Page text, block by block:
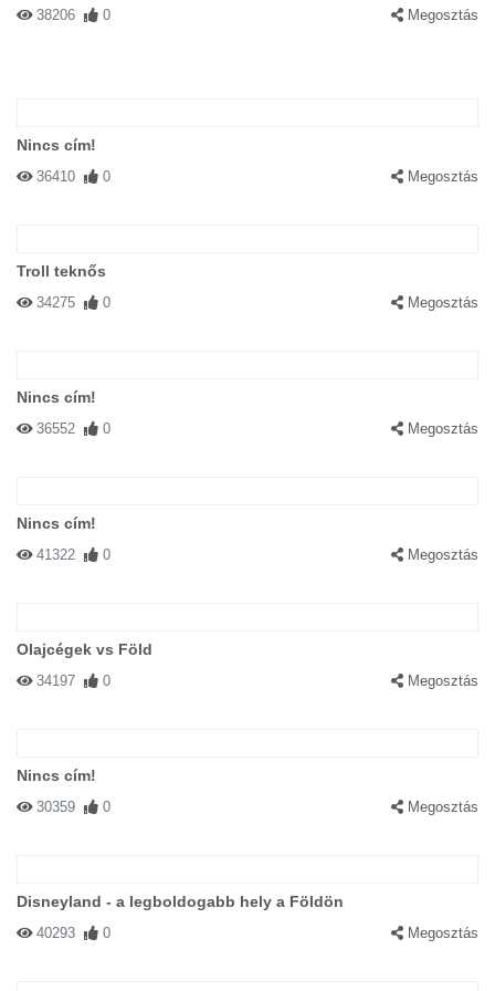
38206 0 Megosztás
Nincs cím!
36410 0 Megosztás
Troll teknős
34275 0 Megosztás
Nincs cím!
36552 0 Megosztás
Nincs cím!
41322 0 Megosztás
Olajcégek vs Föld
34197 0 Megosztás
Nincs cím!
30359 0 Megosztás
Disneyland - a legboldogabb hely a Földön
40293 0 Megosztás